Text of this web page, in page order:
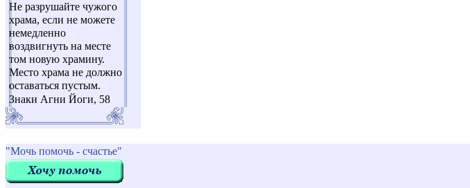
Не разрушайте чужого
храма, если не можете
немедленно
воздвигнуть на месте
том новую храмину.
Место храма не должно
оставаться пустым.
Знаки Агни Йоги, 58
"Мочь помочь - счастье"